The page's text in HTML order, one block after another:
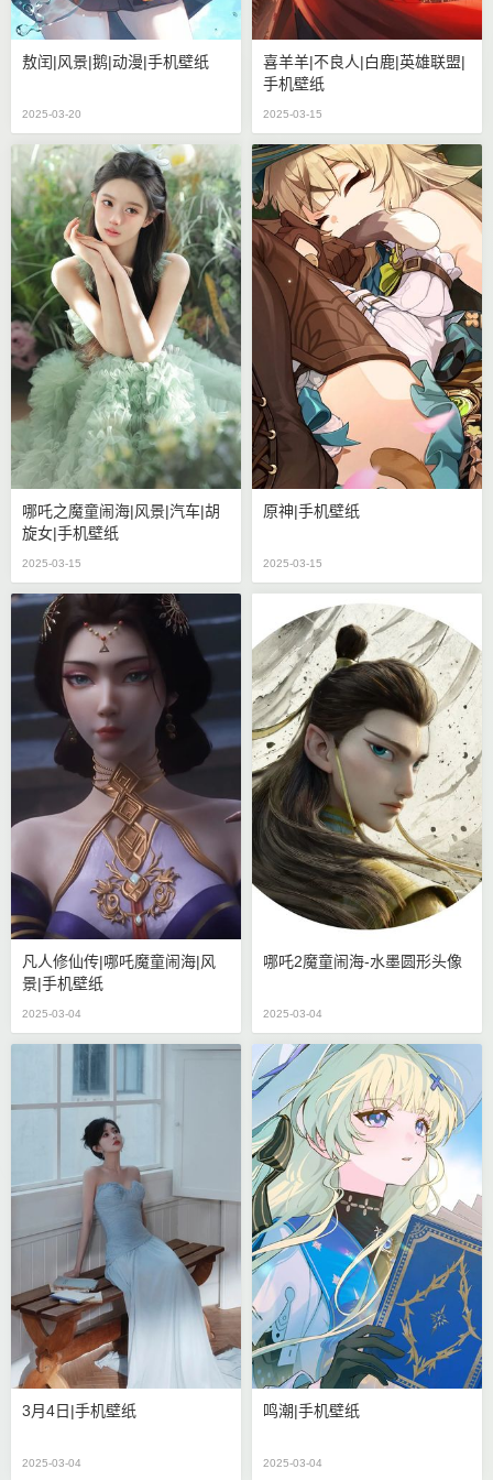
敖闰|风景|鹅|动漫|手机壁纸
2025-03-20
喜羊羊|不良人|白鹿|英雄联盟|
手机壁纸
2025-03-15
哪吒之魔童闹海|风景|汽车|胡
旋女|手机壁纸
2025-03-15
原神|手机壁纸
2025-03-15
凡人修仙传|哪吒魔童闹海|风
景|手机壁纸
2025-03-04
哪吒2魔童闹海-水墨圆形头像
2025-03-04
3月4日|手机壁纸
2025-03-04
鸣潮|手机壁纸
2025-03-04